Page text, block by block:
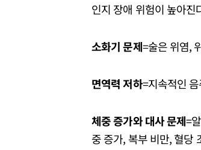
인지 장애 위험이 높아진
소화기 문제=술은 위염,
면역력 저하=지속적인
체중 증가와 대사 문제=
중 증가, 복부 비만, 혈당